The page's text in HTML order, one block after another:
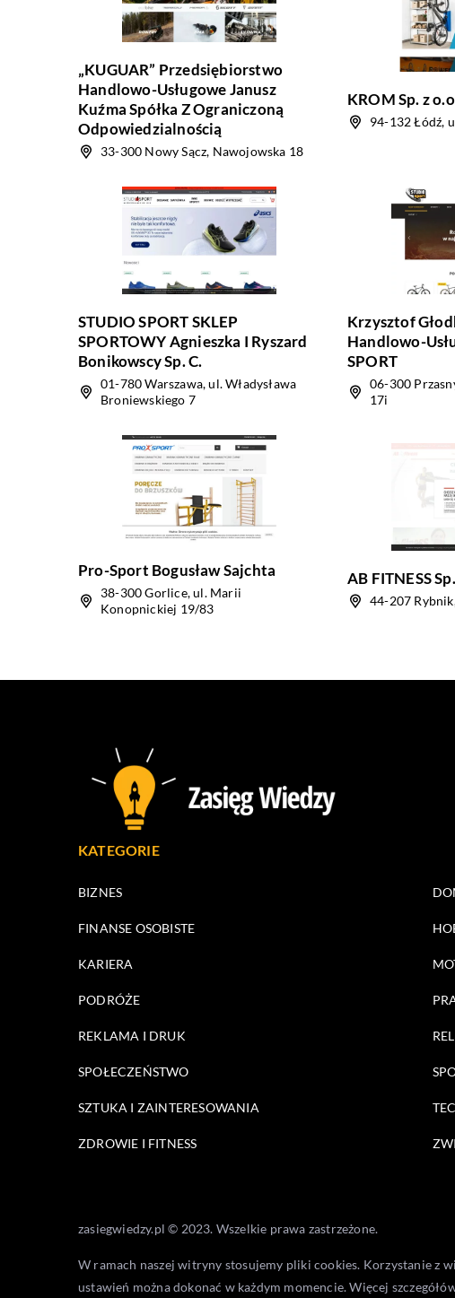
„KUGUAR” Przedsiębiorstwo
Handlowo-Usługowe Janusz
Kuźma Spółka Z Ograniczoną
Odpowiedzialnością
33-300 Nowy Sącz, Nawojowska 18
KROM Sp. z
94-132 Łódź,
STUDIO SPORT SKLEP
SPORTOWY Agnieszka I Ryszard
Bonikowscy Sp. C.
01-780 Warszawa, ul. Władysława
Broniewskiego 7
Krzysztof
Handlowo-
SPORT
06-300
17i
Pro-Sport Bogusław Sajchta
38-300 Gorlice, ul. Marii
Konopnickiej 19/83
AB FITNESS
44-207
KATEGORIE
BIZNES
FINANSE OSOBISTE
KARIERA
PODRÓŻE
REKLAMA I DRUK
SPOŁECZEŃSTWO
SZTUKA I ZAINTERESOWANIA
ZDROWIE I FITNESS
zasiegwiedzy.pl © 2023. Wszelkie prawa zastrzeżone.
W ramach naszej witryny stosujemy pliki cookies. Korzystanie z
ustawień można dokonać w każdym momencie. Więcej